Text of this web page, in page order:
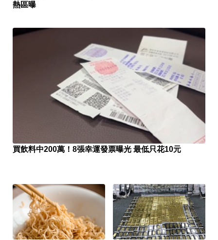
熱區曝
買飲料中200萬！8張幸運發票曝光 最低只花10元